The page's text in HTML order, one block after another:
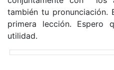
también tu pronunciación.
primera lección. Espero
utilidad.